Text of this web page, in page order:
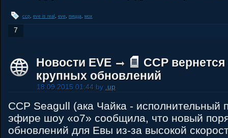
ccp, eve is real , eve, пицца, мох
7
Новости EVE
ССР вернется
крупных обновлений
18.09.2015 01:44 by .up
ССP Seagull (ака Чайка - исполнительный
эфире шоу «о7» сообщила, что новый
обновлений для Евы из-за высокой